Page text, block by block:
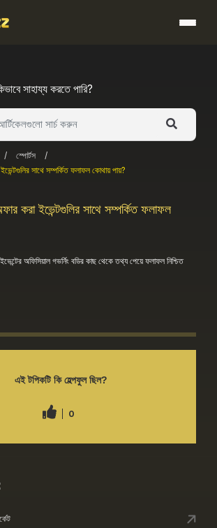
সাহায্য করতে পারি?
/ স্পোর্টস
/
সাথে সম্পর্কিত ফলাফল কোথায় পায়?
করা ইভেন্টগুলির সাথে সম্পর্কিত ফলাফল
অফিসিয়াল গভর্নিং বডির কাছ থেকে তথ্য পেয়ে ফলাফল নিশ্চিত
এই টপিকটি কি হেল্পফুল ছিল?
0